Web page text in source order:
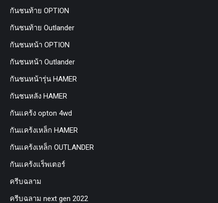
กันชนท้าย OPTION
กันชนท้าย Outlander
กันชนหน้า OPTION
กันชนหน้า Outlander
กันชนหน้ารุ่น HAMER
กันชนหลัง HAMER
กันแคร้ง opton 4wd
กันแคร้งเหล็ก HAMER
กันแคร้งเหล็ก OUTLANDER
กันแคร้งแร็พเตอร์
ครีบฉลาม
ครีบฉลาม next gen 2022